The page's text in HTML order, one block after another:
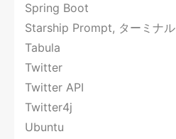
Spring Boot
Starship Prompt, ターミナル
Tabula
Twitter
Twitter API
Twitter4j
Ubuntu